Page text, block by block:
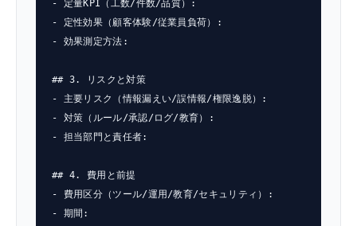
- 定量KPI（工数/件数/品質）:
- 定性効果（顧客体験/従業員負荷）:
- 効果測定方法:
## 3. リスクと対策
- 主要リスク（情報漏えい/誤情報/権限逸脱）:
- 対策（ルール/承認/ログ/教育）:
- 担当部門と責任者:
## 4. 費用と前提
- 費用区分（ツール/運用/教育/セキュリティ）:
- 期間: